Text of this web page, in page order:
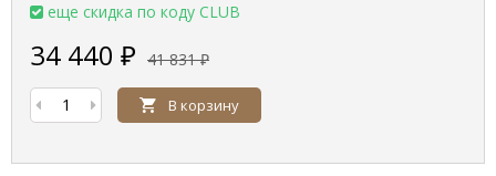
еще скидка по коду CLUB
34 440 ₽ 41 831₽
В корзину